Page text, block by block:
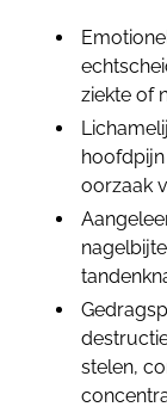
ziekte of
oorzaak
stelen,